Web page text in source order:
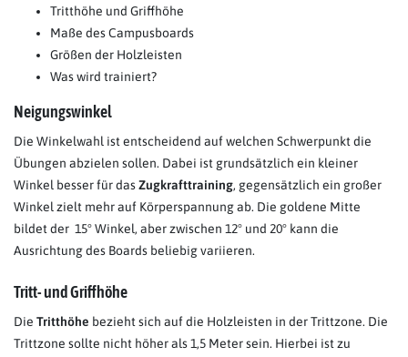
Tritthöhe und Griffhöhe
Maße des Campusboards
Größen der Holzleisten
Was wird trainiert?
Neigungswinkel
Die Winkelwahl ist entscheidend auf welchen Schwerpunkt die
Übungen abzielen sollen. Dabei ist grundsätzlich ein kleiner
Winkel besser für dasZugkrafttraining, gegensätzlich ein großer
Winkel zielt mehr auf Körperspannung ab. Die goldene Mitte
bildet der 15° Winkel, aber zwischen 12° und 20° kann die
Ausrichtung des Boards beliebig variieren.
Tritt- und Griffhöhe
Die Tritthöhe bezieht sich auf die Holzleisten in der Trittzone. Die
Trittzone sollte nicht höher als 1,5 Meter sein. Hierbei ist zu